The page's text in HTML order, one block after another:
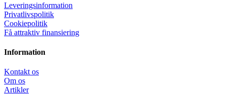
Leveringsinformation
Privatlivspolitik
Cookiepolitik
Få attraktiv finansiering
Information
Kontakt os
Om os
Artikler